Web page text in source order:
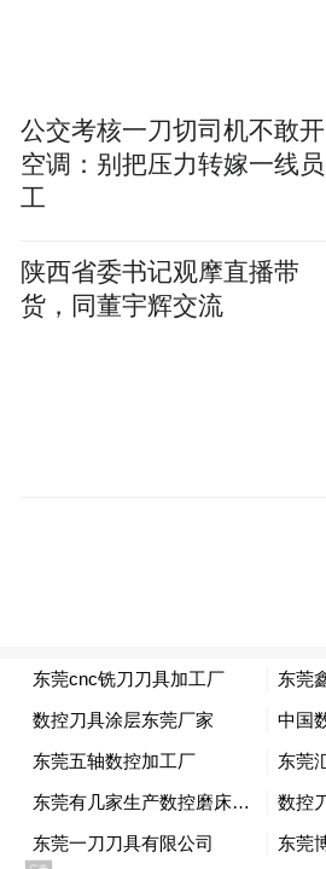
公交考核一刀切司机不敢开
空调：别把压力转嫁一线员
工
陕西省委书记观摩直播带
货，同董宇辉交流